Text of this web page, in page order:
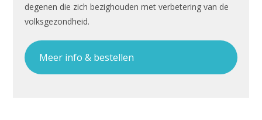
degenen die zich bezighouden met verbetering van de
volksgezondheid.
Meer info & bestellen